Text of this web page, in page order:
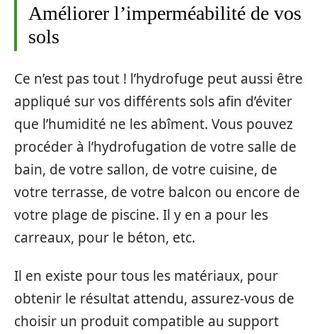
Améliorer l’imperméabilité de vos
sols
Ce n’est pas tout ! l’hydrofuge peut aussi être
appliqué sur vos différents sols afin d’éviter
que l’humidité ne les abîment. Vous pouvez
procéder à l’hydrofugation de votre salle de
bain, de votre sallon, de votre cuisine, de
votre terrasse, de votre balcon ou encore de
votre plage de piscine. Il y en a pour les
carreaux, pour le béton, etc.
Il en existe pour tous les matériaux, pour
obtenir le résultat attendu, assurez-vous de
choisir un produit compatible au support